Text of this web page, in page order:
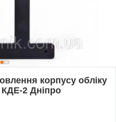
корпусу обліку
КДЕ-2 Дніпро